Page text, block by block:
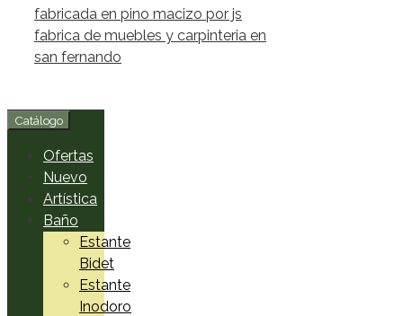
Catálogo
Ofertas
Nuevo
Artística
Baño
Estante
Bidet
Estante
Inodoro